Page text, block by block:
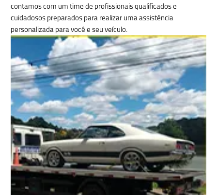
contamos com um time de profissionais qualificados e
cuidadosos preparados para realizar umaassistência
personalizada para você e seu veículo.